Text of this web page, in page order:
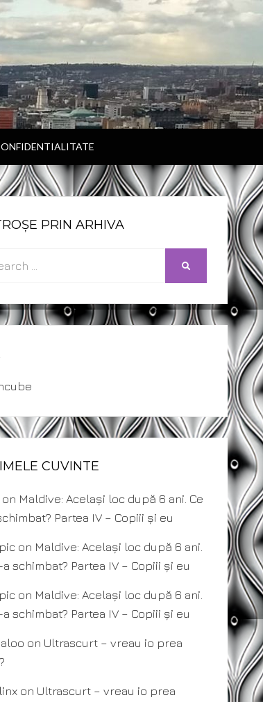
PRIN ARHIVA
CUVINTE
on Maldive: Același loc după 6 ani. Ce
Partea IV – Copiii și eu
on Maldive: Același loc după 6 ani.
a schimbat? Partea IV – Copiii și eu
on Maldive: Același loc după 6 ani.
a schimbat? Partea IV – Copiii și eu
on Ultrascurt – vreau io prea
on Ultrascurt – vreau io prea